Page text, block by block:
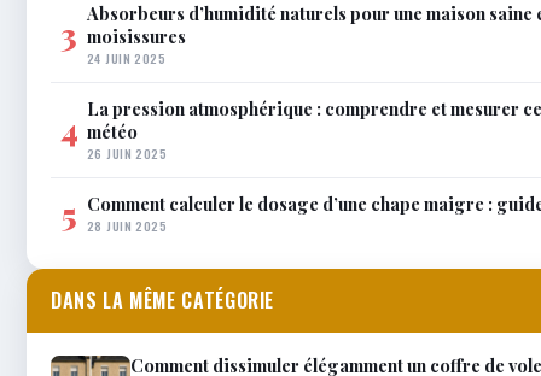
3 Absorbeurs d’humidité naturels pour une maison saine
moisissures
24 JUIN 2025
4 La pression atmosphérique : comprendre et mesurer
météo
26 JUIN 2025
5 Comment calculer le dosage d’une chape maigre :
28 JUIN 2025
DANS LA MÊME CATÉGORIE
Comment dissimuler élégamment un coffre de